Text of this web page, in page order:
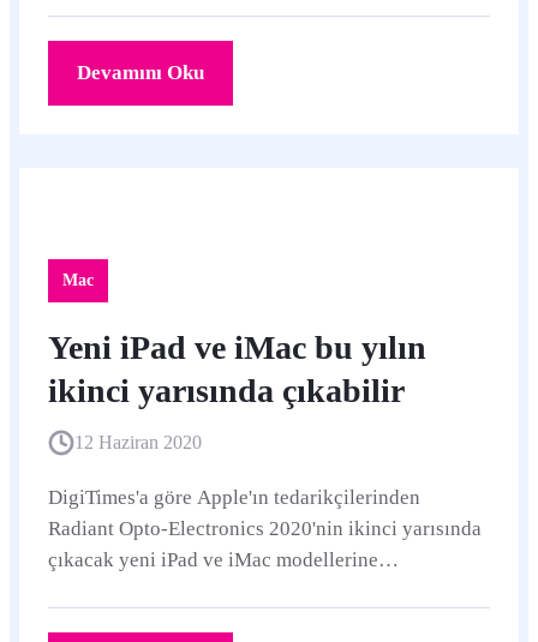
Devamını Oku
Mac
Yeni iPad ve iMac bu yılın
ikinci yarısında çıkabilir
12 Haziran 2020
DigiTimes'a göre Apple'ın tedarikçilerinden
Radiant Opto-Electronics 2020'nin ikinci yarısında
çıkacak yeni iPad ve iMac modellerine